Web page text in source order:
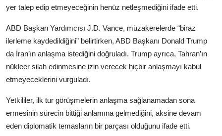
yer talep edip etmeyeceğinin henüz netleşmediğini ifade etti.
ABD Başkan Yardımcısı J.D. Vance, müzakerelerde “biraz
ilerleme kaydedildiğini” belirtirken, ABD Başkanı Donald Trump
da İran’ın anlaşma istediğini doğruladı. Trump ayrıca, Tahran’ın
nükleer silah edinmesine izin verecek hiçbir anlaşmayı kabul
etmeyeceklerini vurguladı.
Yetkililer, ilk tur görüşmelerin anlaşma sağlanamadan sona
ermesinin sürecin bittiği anlamına gelmediğini, aksine devam
eden diplomatik temasların bir parçası olduğunu ifade etti.